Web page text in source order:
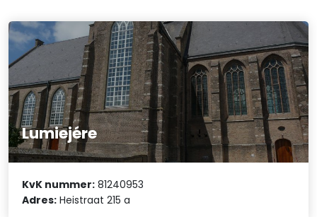
Lumiejére
KvK nummer: 81240953
Adres: Heistraat 215 a